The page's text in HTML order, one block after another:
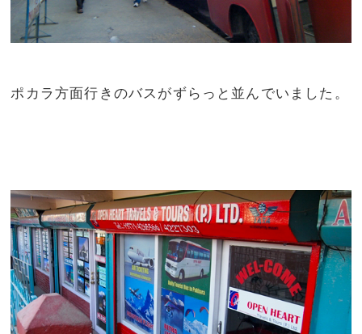
ポカラ方面行きのバスがずらっと並んでいました。